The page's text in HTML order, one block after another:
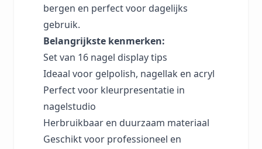
bergen en perfect voor dagelijks
gebruik.
Belangrijkste kenmerken:
Set van 16 nagel display tips
Ideaal voor gelpolish, nagellak en acryl
Perfect voor kleurpresentatie in
nagelstudio
Herbruikbaar en duurzaam materiaal
Geschikt voor professioneel en